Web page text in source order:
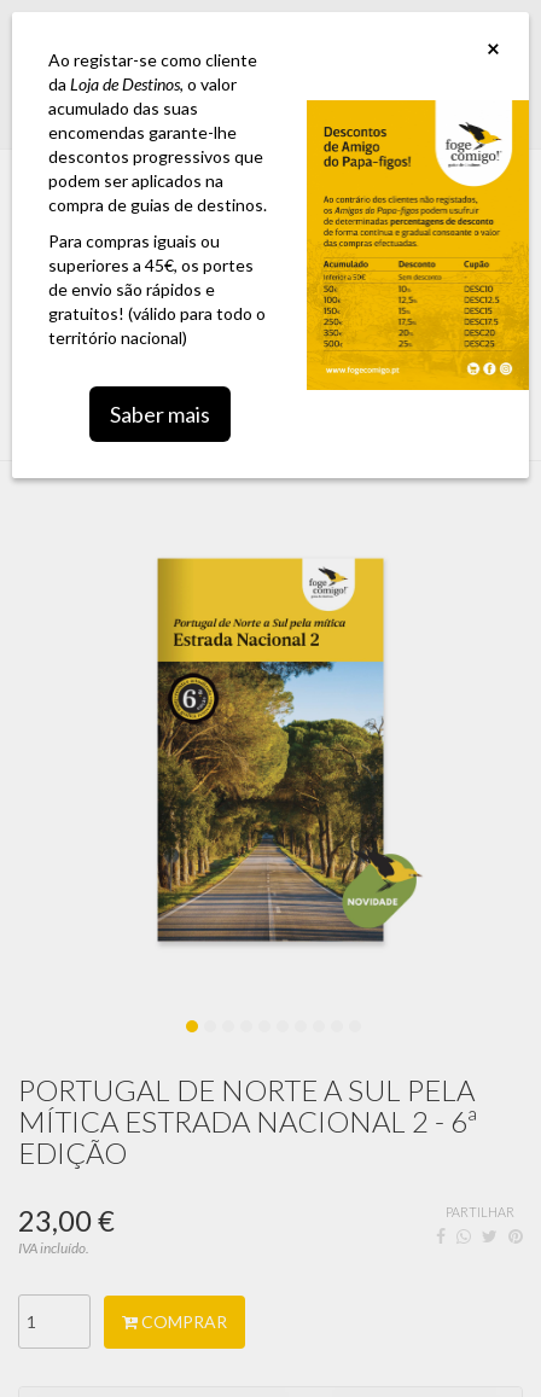
encomenda
Login 0,00 €
navigation
PORTUGAL DE NORTE A SUL PELA
MÍTICA ESTRADA NACIONAL 2 - 6ª
EDIÇÃO
23,00 €
IVA incluído.
PARTILHAR
COMPRAR
×
Ao registar-se como cliente
da Loja de Destinos, o valor
acumulado das suas
encomendas garante-lhe
descontos progressivos que
podem ser aplicados na
compra de guias de destinos.
Para compras iguais ou
superiores a 45€, os portes
de envio são rápidos e
gratuitos! (válido para todo o
território nacional)
Saber mais